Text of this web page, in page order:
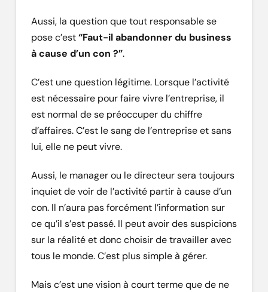
Aussi, la question que tout responsable se
pose c’est“Faut-il abandonner du business
à cause d’un con ?”.
C’est une question légitime. Lorsque l’activité
est nécessaire pour faire vivre l’entreprise, il
est normal de se préoccuper du chiffre
d’affaires. C’est le sang de l’entreprise et sans
lui, elle ne peut vivre.
Aussi, le manager ou le directeur sera toujours
inquiet de voir de l’activité partir à cause d’un
con. Il n’aura pas forcément l’information sur
ce qu’il s’est passé. Il peut avoir des suspicions
sur la réalité et donc choisir de travailler avec
tous le monde. C’est plus simple à gérer.
Mais c’est une vision à court terme que de ne